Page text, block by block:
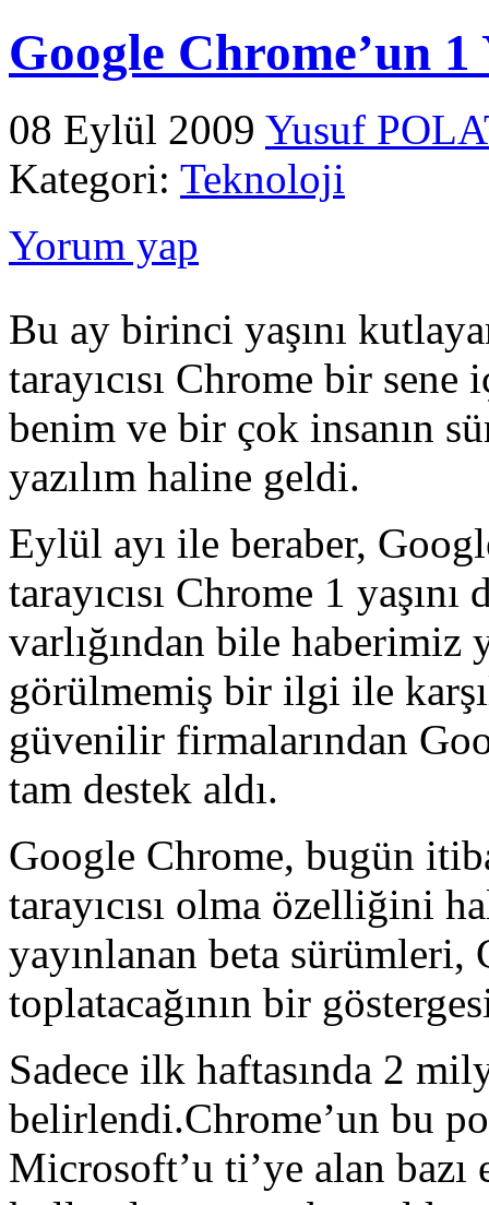
Google Chrome’un 1
08 Eylül 2009 Yusuf
Kategori: Teknoloji
Yorum yap
Bu ay birinci yaşını
tarayıcısı Chrome bir
benim ve bir çok insanın
yazılım haline geldi.
Eylül ayı ile beraber,
tarayıcısı Chrome 1
varlığından bile haberimiz
görülmemiş bir ilgi ile
güvenilir firmalarından
tam destek aldı.
Google Chrome, bugün
tarayıcısı olma özelliğini
yayınlanan beta
toplatacağının bir
Sadece ilk haftasında 2
belirlendi.Chrome’un bu
Microsoft’u ti’ye alan